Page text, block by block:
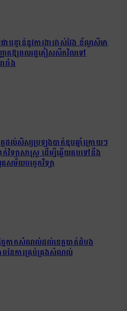
ាបន្ទាន់នូវការងារវាស់វែង ខ័ណ្ឌសីមា
ាតឱ្យពលរដ្ឋភៀសសឹកវិលទៅ
រាំង
ត្តដល់សិស្សប្រឡងបាក់ឌុបឆ្នាំក្រោយៗ
វិទ្យាសាស្ត្រ ដើម្បីឆ្លើយតបទៅនឹង
សម័យបច្ចេកវិទ្យា
ៃកាកសំណល់ដល់ខេត្តបាត់ដំបង
ពនៃការគ្រប់គ្រងសំណល់